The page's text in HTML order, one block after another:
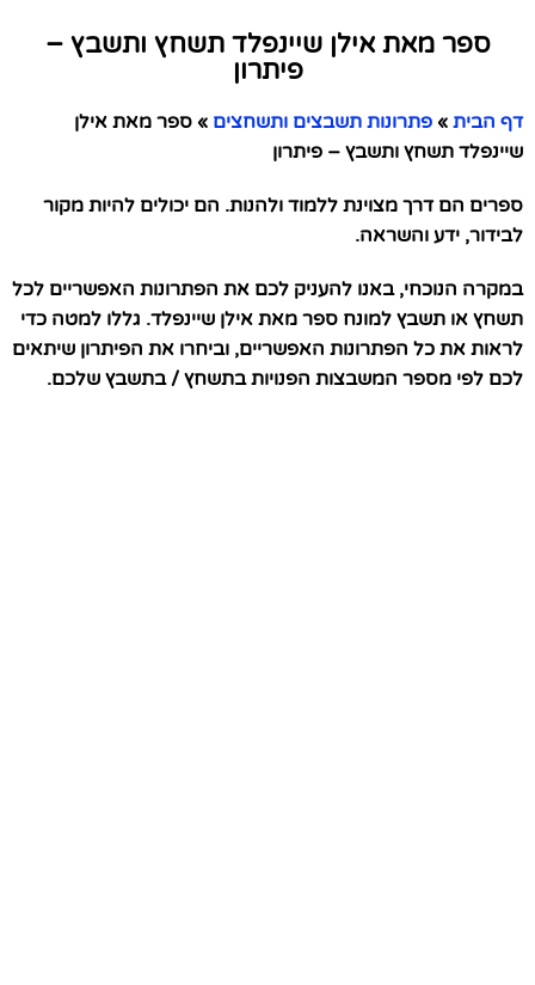
ספר מאת אילן שיינפלד תשחץ ותשבץ –
פיתרון
דף הבית » פתרונות תשבצים ותשחצים » ספר מאת אילן
שיינפלד תשחץ ותשבץ – פיתרון
ספרים הם דרך מצוינת ללמוד ולהנות. הם יכולים להיות מקור
לבידור, ידע והשראה.
במקרה הנוכחי, באנו להעניק לכם את הפתרונות האפשריים לכל
תשחץ או תשבץ למונח ספר מאת אילן שיינפלד. גללו למטה כדי
לראות את כל הפתרונות האפשריים, וביחרו את הפיתרון שיתאים
לכם לפי מספר המשבצות הפנויות בתשחץ / בתשבץ שלכם.